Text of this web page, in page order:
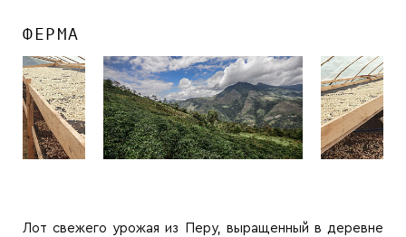
ФЕРМА
Лот свежего урожая из Перу, выращенный в деревне